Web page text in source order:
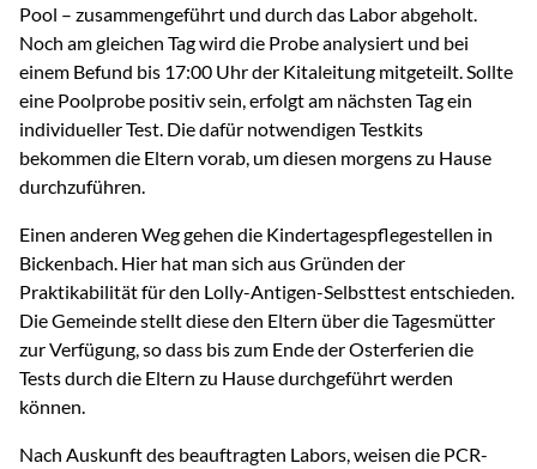
Pool – zusammengeführt und durch das Labor abgeholt.
Noch am gleichen Tag wird die Probe analysiert und bei
einem Befund bis 17:00 Uhr der Kitaleitung mitgeteilt. Sollte
eine Poolprobe positiv sein, erfolgt am nächsten Tag ein
individueller Test. Die dafür notwendigen Testkits
bekommen die Eltern vorab, um diesen morgens zu Hause
durchzuführen.
Einen anderen Weg gehen die Kindertagespflegestellen in
Bickenbach. Hier hat man sich aus Gründen der
Praktikabilität für den Lolly-Antigen-Selbsttest entschieden.
Die Gemeinde stellt diese den Eltern über die Tagesmütter
zur Verfügung, so dass bis zum Ende der Osterferien die
Tests durch die Eltern zu Hause durchgeführt werden
können.
Nach Auskunft des beauftragten Labors, weisen die PCR-